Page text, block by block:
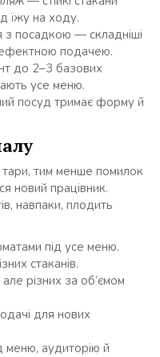
їжу на ходу.
з посадкою — складніші
подачею.
до 2–3 базових
усе меню.
посуд тримає форму й
тари, тим менше помилок
новий працівник.
навпаки, плодить
під усе меню.
стаканів.
різних за об’ємом
для нових
меню, аудиторію й